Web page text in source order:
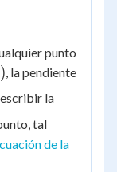
punto
), la pendiente
la
tal
de la